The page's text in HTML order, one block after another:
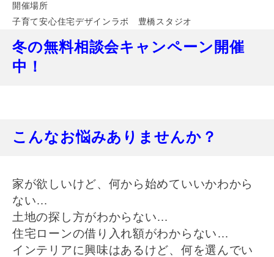
開催場所
子育て安心住宅デザインラボ 豊橋スタジオ
冬の無料相談会キャンペーン開催
中！
こんなお悩みありませんか？
家が欲しいけど、何から始めていいかわから
ない…
土地の探し方がわからない…
住宅ローンの借り入れ額がわからない…
インテリアに興味はあるけど、何を選んでい